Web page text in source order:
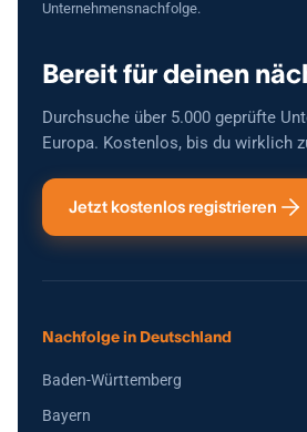
Unternehmensnachfolge.
Bereit für deinen
Durchsuche über 5.000 geprüfte
Europa. Kostenlos, bis du wirklich
Jetzt kostenlos registrieren
Nachfolge in Deutschland
Baden-Württemberg
Bayern